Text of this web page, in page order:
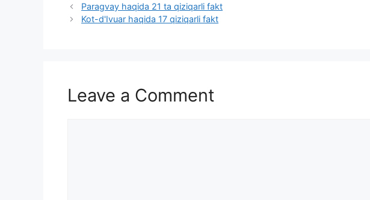
Paragvay haqida 21 ta qiziqarli fakt
Kot-d'Ivuar haqida 17 qiziqarli fakt
Leave a Comment